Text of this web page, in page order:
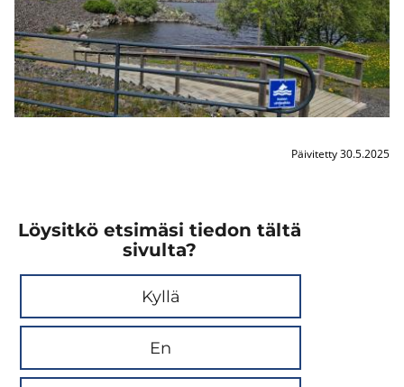
Päivitetty 30.5.2025
Löysitkö etsimäsi tiedon tältä
sivulta?
Kyllä
En